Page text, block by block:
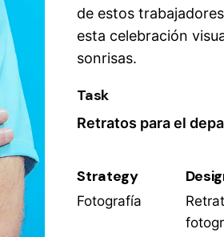
de estos
esta celebración
sonrisas.
Task
Retratos para el
Strategy
Fotografía